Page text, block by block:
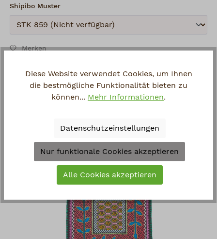
Shipibo Musterauswählen
Absenden
Merken
Hersteller: Shipibo
Fragen zum Artikel?
Zuletzt angesehen
Diese Website verwendet Cookies, um Ihnen
die bestmögliche Funktionalität bieten zu
können... Mehr Informationen.
Datenschutzeinstellungen
Nur funktionale Cookies akzeptieren
Alle Cookies akzeptieren